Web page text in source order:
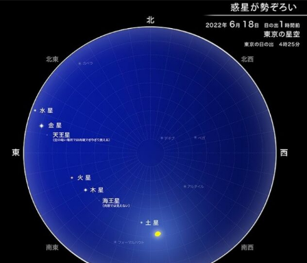
庁
ヨーロッパ中
期予報センター 気象庁 8月31日
6:00 8月30日 5:20 8月1日に南鳥島
近海で猛烈な勢力へ 台風13号は、今
後、海面水温が29度以上の海域を西進
する見込みで、猛烈な勢力になる見込
み。
低調
か、
はか
まし
たコ
リー